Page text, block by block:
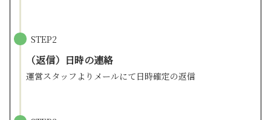
STEP2
（返信）日時の連絡
運営スタッフよりメールにて日時確定の返信